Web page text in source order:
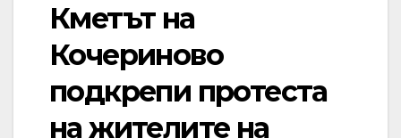
Кметът на
Кочериново
подкрепи протеста
на жителите на